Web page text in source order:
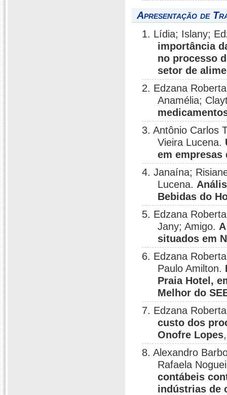
Apresentação de
1. Lídia; Islany;
importância
no processo
setor de
2. Edzana
Anamélia;
3. Antônio Carlos
Vieira Lucena.
em empresas
4. Janaína;
Lucena.
Bebidas do
5. Edzana
Jany; Amigo.
situados em
6. Edzana
Paulo Amilton.
Praia Hotel,
Melhor do
7. Edzana
custo dos
Onofre Lopes
8. Alexandro
Rafaela
contábeis
indústrias de